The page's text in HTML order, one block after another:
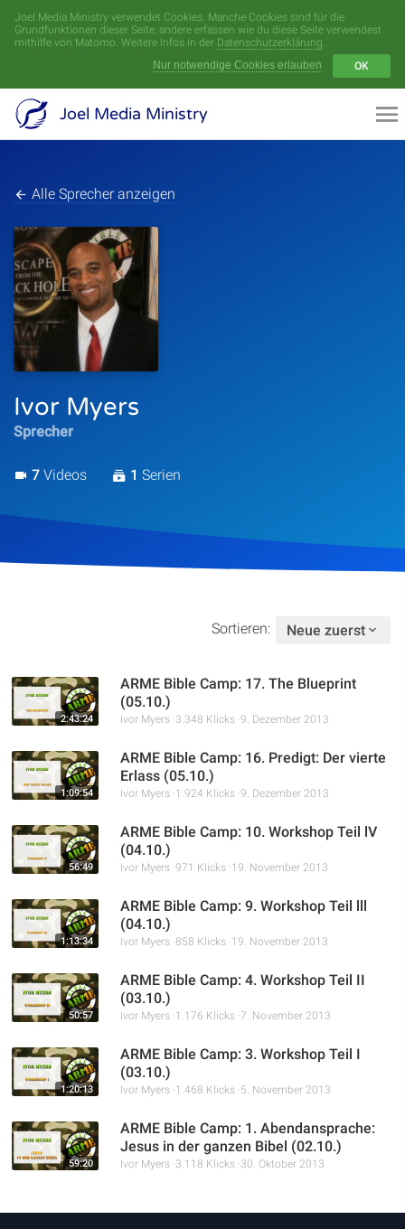
Joel Media Ministry verwendet Cookies. Manche Cookies sind für die
Grundfunktionen dieser Seite, andere erfassen wie du diese Seite verwendest
mithilfe von Matomo. Weitere Infos in der Datenschutzerklärung.
Nur notwendige Cookies erlauben
OK
Joel Media Ministry
Alle Sprecher anzeigen
Ivor Myers
Sprecher
7 Videos 1 Serien
Sortieren: Neue zuerst
2:43:24
ARME Bible Camp: 17. The Blueprint
(05.10.)
Ivor Myers 3.348 Klicks 9. Dezember 2013
1:09:54
ARME Bible Camp: 16. Predigt: Der vierte
Erlass (05.10.)
Ivor Myers 1.924 Klicks 9. Dezember 2013
56:49
ARME Bible Camp: 10. Workshop Teil lV
(04.10.)
Ivor Myers 971 Klicks 19. November 2013
1:13:34
ARME Bible Camp: 9. Workshop Teil lll
(04.10.)
Ivor Myers 858 Klicks 19. November 2013
50:57
ARME Bible Camp: 4. Workshop Teil II
(03.10.)
Ivor Myers 1.176 Klicks 7. November 2013
1:20:13
ARME Bible Camp: 3. Workshop Teil I
(03.10.)
Ivor Myers 1.468 Klicks 5. November 2013
59:20
ARME Bible Camp: 1. Abendansprache:
Jesus in der ganzen Bibel (02.10.)
Ivor Myers 3.118 Klicks 30. Oktober 2013
Menü
Videoarchiv
Kontakt
Spenden